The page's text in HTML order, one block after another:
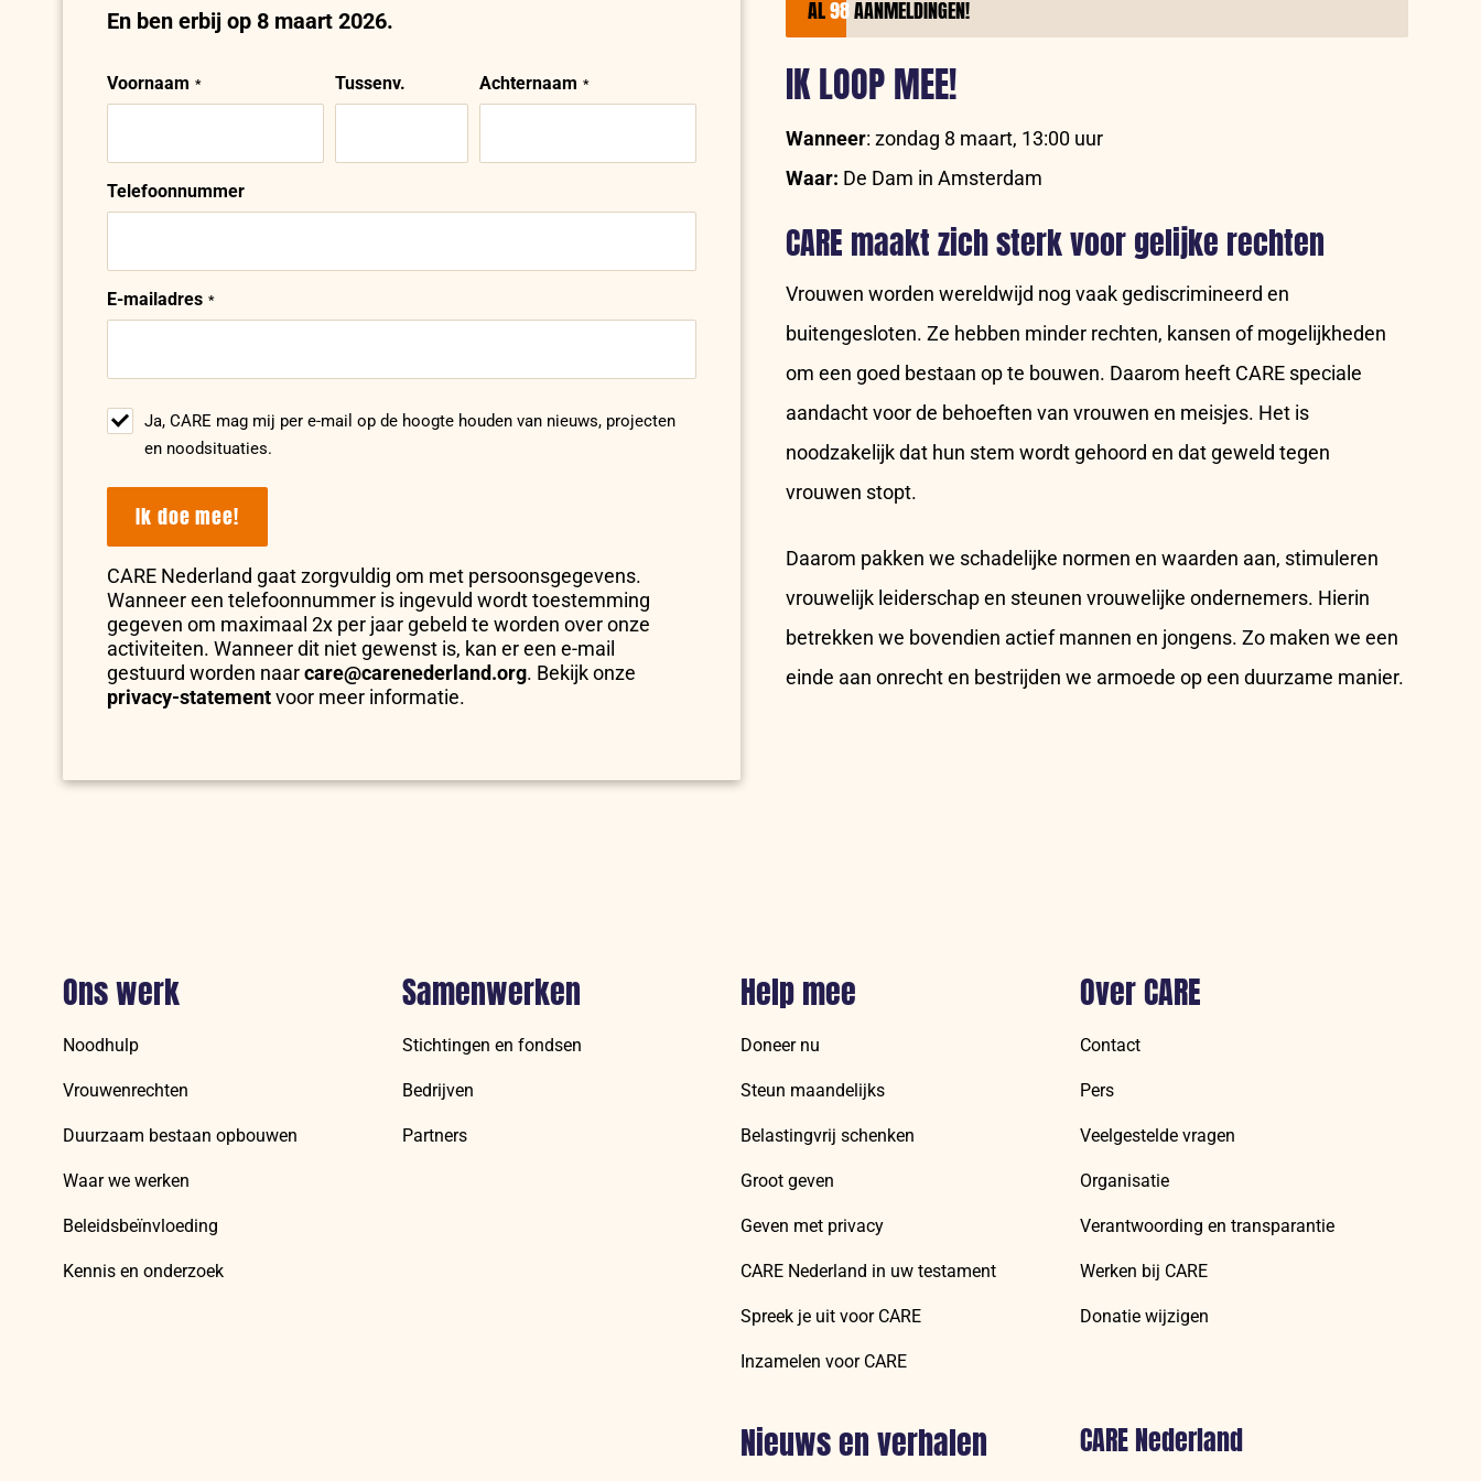
En ben erbij op 8 maart 2026.
Naam
Voornaam Tussenv. Achternaam
Telefoonnummer
E-mailadres
Ja, CARE mag mij per e-mail op de hoogte houden van nieuws, projecten
en noodsituaties.
Ik doe mee!
CARE Nederland gaat zorgvuldig om met persoonsgegevens.
Wanneer een telefoonnummer is ingevuld wordt toestemming
gegeven om maximaal 2x per jaar gebeld te worden over onze
activiteiten. Wanneer dit niet gewenst is, kan er een e-mail
gestuurd worden naarcare@carenederland.org. Bekijk onze
privacy-statementvoor meer informatie.
AL98AANMELDINGEN!
IK LOOP MEE!
Wanneer: zondag 8 maart, 13:00 uur
Waar: De Dam in Amsterdam
CARE maakt zich sterk voor gelijke rechten
Vrouwen worden wereldwijd nog vaak gediscrimineerd en
buitengesloten. Ze hebben minder rechten, kansen of mogelijkheden
om een goed bestaan op te bouwen. Daarom heeft CARE speciale
aandacht voor de behoeften van vrouwen en meisjes. Het is
noodzakelijk dat hun stem wordt gehoord en dat geweld tegen
vrouwen stopt.
Daarom pakken we schadelijke normen en waarden aan, stimuleren
vrouwelijk leiderschap en steunen vrouwelijke ondernemers. Hierin
betrekken we bovendien actief mannen en jongens. Zo maken we een
einde aan onrecht en bestrijden we armoede op een duurzame manier.
Ons werk
Noodhulp
Vrouwenrechten
Duurzaam bestaan opbouwen
Waar we werken
Beleidsbeïnvloeding
Kennis en onderzoek
Samenwerken
Stichtingen en fondsen
Bedrijven
Partners
Help mee
Doneer nu
Steun maandelijks
Belastingvrij schenken
Groot geven
Geven met privacy
CARE Nederland in uw testament
Spreek je uit voor CARE
Inzamelen voor CARE
Over CARE
Contact
Pers
Veelgestelde vragen
Organisatie
Verantwoording en transparantie
Werken bij CARE
Donatie wijzigen
Nieuws en verhalen CARE Nederland